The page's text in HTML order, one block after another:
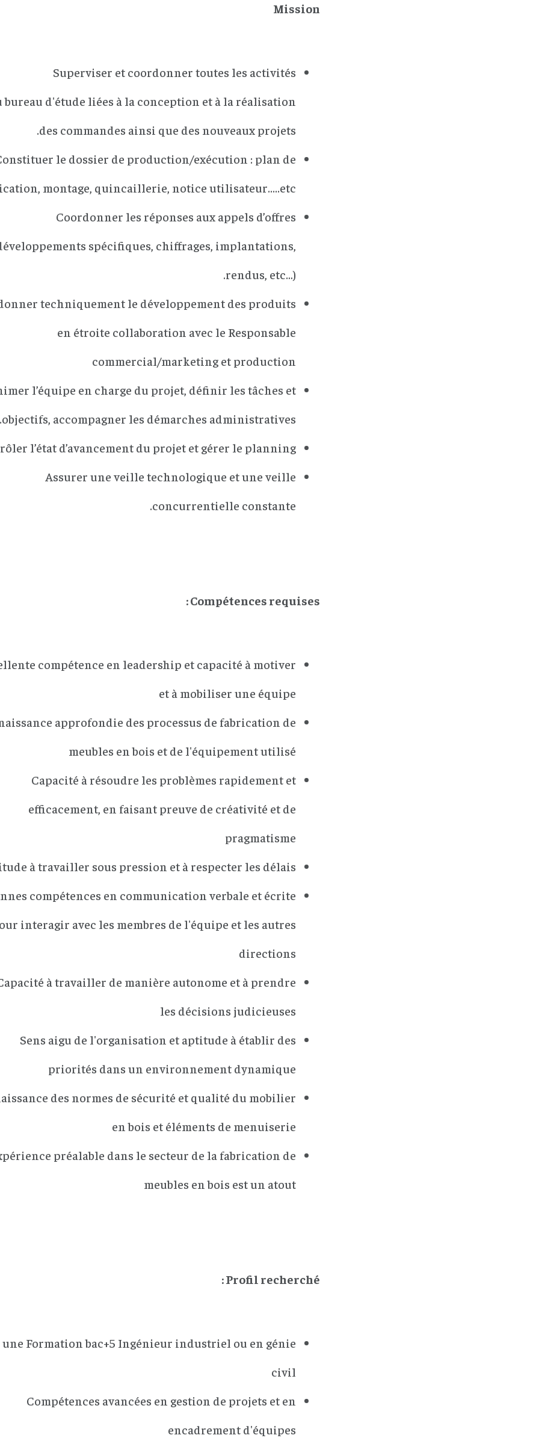
Mission
Superviser et coordonner toutes les activités
bureau d'étude liées à la conception et à la réalisation
des commandes ainsi que des nouveaux projets.
le dossier de production/exécution : plan de
montage, quincaillerie, notice utilisateur.....etc
Coordonner les réponses aux appels d’offres
spécifiques, chiffrages, implantations,
rendus, etc…).
techniquement le développement des produits
en étroite collaboration avec le Responsable
commercial/marketing et production
l’équipe en charge du projet, définir les tâches et
objectifs, accompagner les démarches administratives.
l’état d’avancement du projet et gérer le planning.
Assurer une veille technologique et une veille
concurrentielle constante.
Compétences requises :
compétence en leadership et capacité à motiver
et à mobiliser une équipe
approfondie des processus de fabrication de
meubles en bois et de l'équipement utilisé
Capacité à résoudre les problèmes rapidement et
efficacement, en faisant preuve de créativité et de
pragmatisme
à travailler sous pression et à respecter les délais
compétences en communication verbale et écrite
interagir avec les membres de l'équipe et les autres
directions
à travailler de manière autonome et à prendre
les décisions judicieuses
Sens aigu de l'organisation et aptitude à établir des
priorités dans un environnement dynamique
des normes de sécurité et qualité du mobilier
en bois et éléments de menuiserie
préalable dans le secteur de la fabrication de
meubles en bois est un atout
Profil recherché :
Formation bac+5 Ingénieur industriel ou en génie
civil
Compétences avancées en gestion de projets et en
encadrement d'équipes